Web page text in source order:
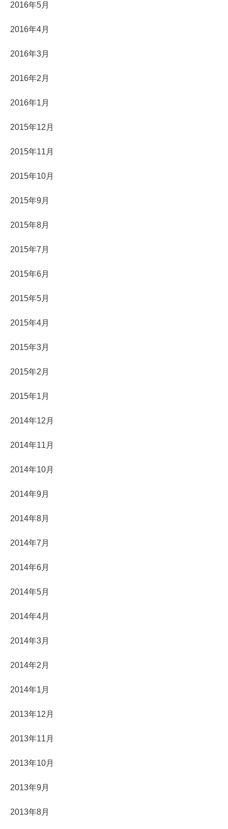
2016年5月
2016年4月
2016年3月
2016年2月
2016年1月
2015年12月
2015年11月
2015年10月
2015年9月
2015年8月
2015年7月
2015年6月
2015年5月
2015年4月
2015年3月
2015年2月
2015年1月
2014年12月
2014年11月
2014年10月
2014年9月
2014年8月
2014年7月
2014年6月
2014年5月
2014年4月
2014年3月
2014年2月
2014年1月
2013年12月
2013年11月
2013年10月
2013年9月
2013年8月